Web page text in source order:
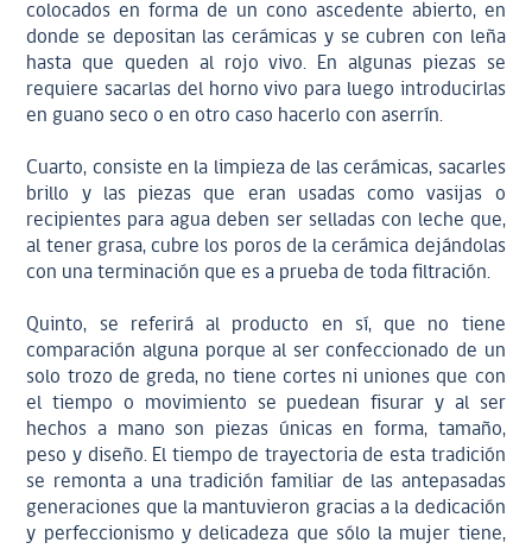
colocados en forma de un cono ascedente abierto, en
donde se depositan las cerámicas y se cubren con leña
hasta que queden al rojo vivo. En algunas piezas se
requiere sacarlas del horno vivo para luego introducirlas
en guano seco o en otro caso hacerlo con aserrín.
Cuarto, consiste en la limpieza de las cerámicas, sacarles
brillo y las piezas que eran usadas como vasijas o
recipientes para agua deben ser selladas con leche que,
al tener grasa, cubre los poros de la cerámica dejándolas
con una terminación que es a prueba de toda filtración.
Quinto, se referirá al producto en sí, que no tiene
comparación alguna porque al ser confeccionado de un
solo trozo de greda, no tiene cortes ni uniones que con
el tiempo o movimiento se puedean fisurar y al ser
hechos a mano son piezas únicas en forma, tamaño,
peso y diseño. El tiempo de trayectoria de esta tradición
se remonta a una tradición familiar de las antepasadas
generaciones que la mantuvieron gracias a la dedicación
y perfeccionismo y delicadeza que sólo la mujer tiene,